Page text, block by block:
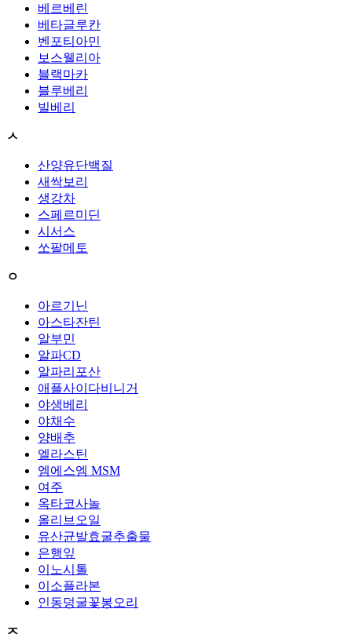
베르베린
베타글루칸
벤포티아민
보스웰리아
블랙마카
블루베리
빌베리
ㅅ
산양유단백질
새싹보리
생강차
스페르미딘
시서스
쏘팔메토
ㅇ
아르기닌
아스타잔틴
알부민
알파CD
알파리포산
애플사이다비니거
야생베리
야채수
양배추
엘라스틴
엠에스엠 MSM
여주
옥타코사놀
올리브오일
유산균발효굴추출물
은행잎
이노시톨
이소플라본
인동덩굴꽃봉오리
ㅈ